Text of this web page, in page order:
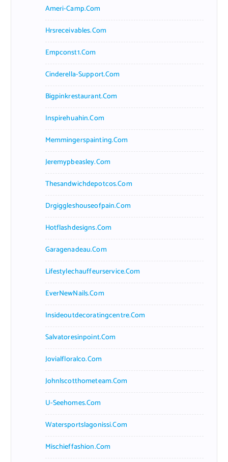
Ameri-Camp.com
Hrsreceivables.com
Empconst1.com
Cinderella-Support.com
Bigpinkrestaurant.com
Inspirehuahin.com
Memmingerspainting.com
Jeremypbeasley.com
Thesandwichdepotcos.com
Drgiggleshouseofpain.com
Hotflashdesigns.com
Garagenadeau.com
Lifestylechauffeurservice.com
EverNewNails.com
Insideoutdecoratingcentre.com
Salvatoresinpoint.com
Jovialfloralco.com
Johnlscotthometeam.com
U-Seehomes.com
Watersportslagonissi.com
Mischieffashion.com